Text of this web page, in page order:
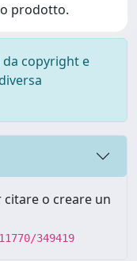
prodotto.
copyright e
o creare un
349419